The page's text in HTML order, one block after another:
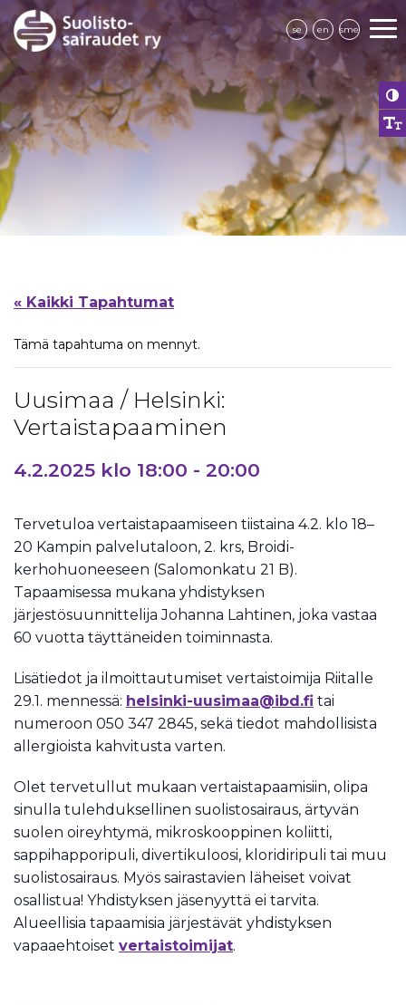
se en sme
« Kaikki Tapahtumat
Tämä tapahtuma on mennyt.
Uusimaa / Helsinki:
Vertaistapaaminen
4.2.2025 klo 18:00 - 20:00
Tervetuloa vertaistapaamiseen tiistaina 4.2. klo 18–
20 Kampin palvelutaloon, 2. krs, Broidi-
kerhohuoneeseen (Salomonkatu 21 B).
Tapaamisessa mukana yhdistyksen
järjestösuunnittelija Johanna Lahtinen, joka vastaa
60 vuotta täyttäneiden toiminnasta.
Lisätiedot ja ilmoittautumiset vertaistoimija Riitalle
29.1. mennessä: helsinki-uusimaa@ibd.fi tai
numeroon 050 347 2845, sekä tiedot mahdollisista
allergioista kahvitusta varten.
Olet tervetullut mukaan vertaistapaamisiin, olipa
sinulla tulehduksellinen suolistosairaus, ärtyvän
suolen oireyhtymä, mikroskooppinen koliitti,
sappihapporipuli, divertikuloosi, kloridiripuli tai muu
suolistosairaus. Myös sairastavien läheiset voivat
osallistua! Yhdistyksen jäsenyyttä ei tarvita.
Alueellisia tapaamisia järjestävät yhdistyksen
vapaaehtoiset vertaistoimijat.